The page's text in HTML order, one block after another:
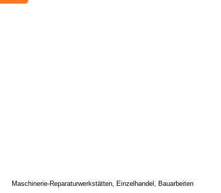
Maschinerie-Reparaturwerkstätten, Einzelhandel, Bauarbeiten